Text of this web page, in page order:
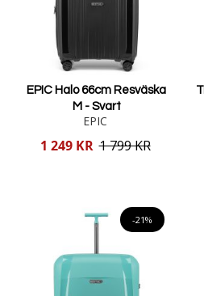
EPIC Halo 66cm Resväska
M - Svart
EPIC
Reducerat
1 249 KR 1 799 KR
-21%